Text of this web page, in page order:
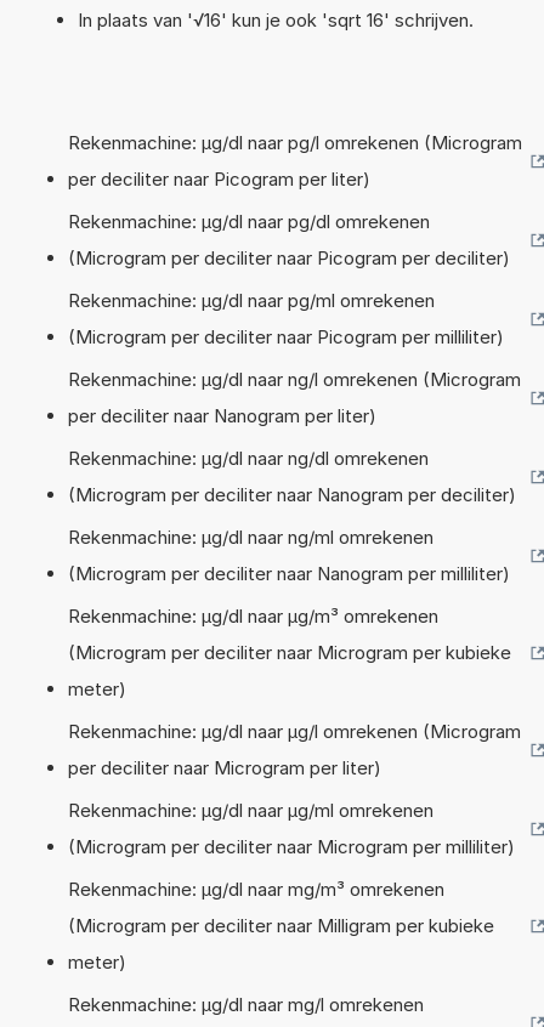
In plaats van '√16' kun je ook 'sqrt 16' schrijven.
Rekenmachine: µg/dl naar pg/l omrekenen (Microgram
per deciliter naar Picogram per liter)
Rekenmachine: µg/dl naar pg/dl omrekenen
(Microgram per deciliter naar Picogram per deciliter)
Rekenmachine: µg/dl naar pg/ml omrekenen
(Microgram per deciliter naar Picogram per milliliter)
Rekenmachine: µg/dl naar ng/l omrekenen (Microgram
per deciliter naar Nanogram per liter)
Rekenmachine: µg/dl naar ng/dl omrekenen
(Microgram per deciliter naar Nanogram per deciliter)
Rekenmachine: µg/dl naar ng/ml omrekenen
(Microgram per deciliter naar Nanogram per milliliter)
Rekenmachine: µg/dl naar µg/m³ omrekenen
(Microgram per deciliter naar Microgram per kubieke
meter)
Rekenmachine: µg/dl naar µg/l omrekenen (Microgram
per deciliter naar Microgram per liter)
Rekenmachine: µg/dl naar µg/ml omrekenen
(Microgram per deciliter naar Microgram per milliliter)
Rekenmachine: µg/dl naar mg/m³ omrekenen
(Microgram per deciliter naar Milligram per kubieke
meter)
Rekenmachine: µg/dl naar mg/l omrekenen